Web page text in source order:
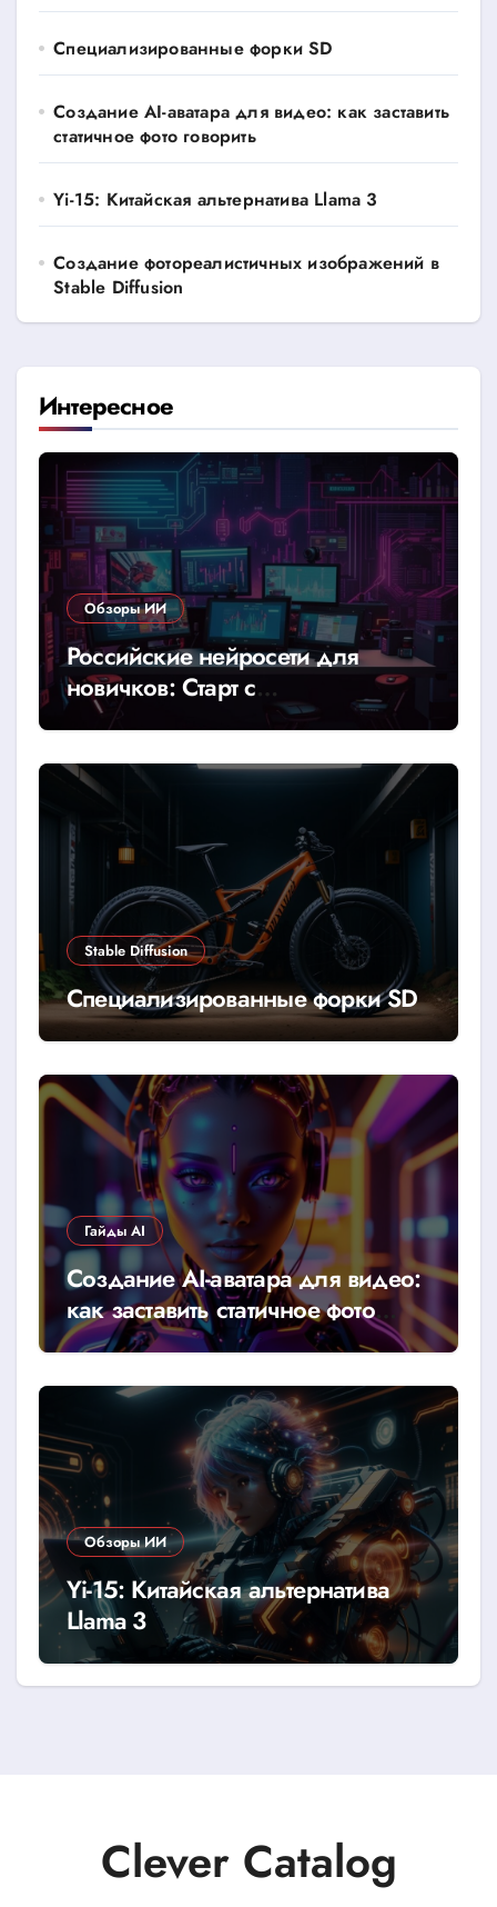
Специализированные форки SD
Создание AI-аватара для видео: как заставить
статичное фото говорить
Yi-15: Китайская альтернатива Llama 3
Создание фотореалистичных изображений в
Stable Diffusion
Интересное
Обзоры ИИ
Российские нейросети для
новичков: Старт с
YandexGPT/GigaChat
Stable Diffusion
Специализированные форки SD
Гайды AI
Создание AI-аватара для видео:
как заставить статичное фото
говорить
Обзоры ИИ
Yi-15: Китайская альтернатива
Llama 3
Clever Catalog